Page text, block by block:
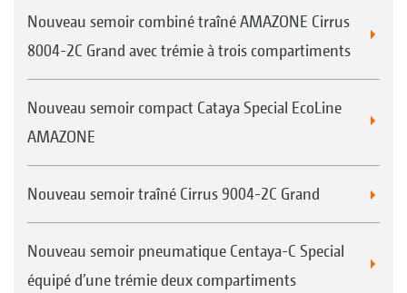
Nouveau semoir combiné traîné AMAZONE Cirrus
8004-2C Grand avec trémie à trois compartiments
Nouveau semoir compact Cataya Special EcoLine
AMAZONE
Nouveau semoir traîné Cirrus 9004-2C Grand
Nouveau semoir pneumatique Centaya-C Special
équipé d’une trémie deux compartiments